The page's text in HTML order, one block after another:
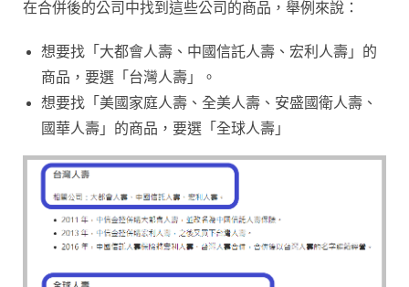
在合併後的公司中找到這些公司的商品，舉例來說：
想要找「大都會人壽、中國信託人壽、宏利人壽」的
商品，要選「台灣人壽」。
想要找「美國家庭人壽、全美人壽、安盛國衛人壽、
國華人壽」的商品，要選「全球人壽」